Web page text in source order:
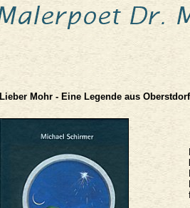
Lieber Mohr - Eine Legende aus